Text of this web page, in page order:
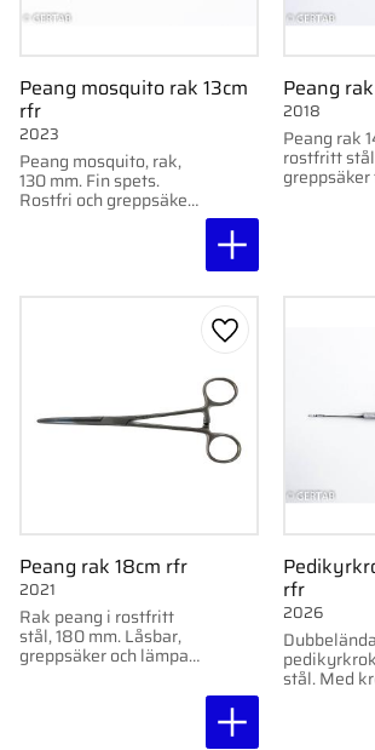
Peang mosquito rak 13cm
rfr
Peang mosquito, rak,
130 mm. Fin spets.
Rostfri och greppsäker
2023
Peang
Peang rak
rostfritt
2018
Peang rak 18cm rfr
Rak peang i rostfritt
stål, 180 mm. Låsbar,
greppsäker och lämpad
för klinisk användning.
2021
Lägg till i favoriter
rfr
stål. Med
2026